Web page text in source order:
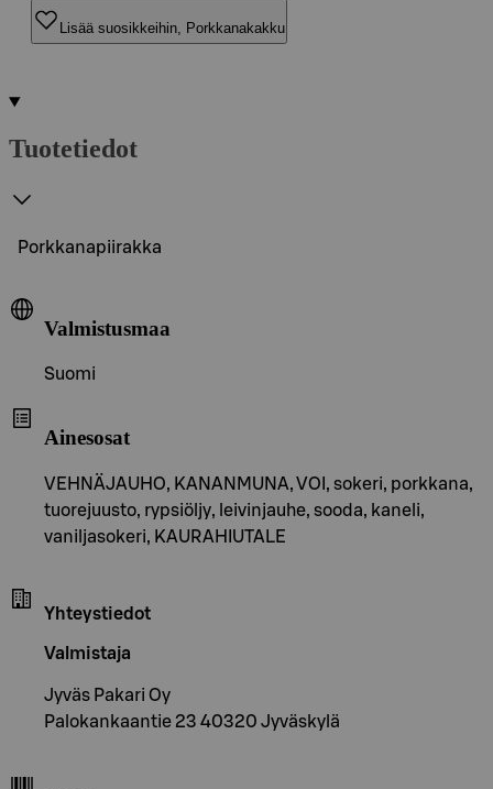
Lisää suosikkeihin, Porkkanakakku
Tuotetiedot
Porkkanapiirakka
Valmistusmaa
Suomi
Ainesosat
VEHNÄJAUHO, KANANMUNA, VOI, sokeri, porkkana,
tuorejuusto, rypsiöljy, leivinjauhe, sooda, kaneli,
vaniljasokeri, KAURAHIUTALE
Yhteystiedot
Valmistaja
Jyväs Pakari Oy
Palokankaantie 23 40320 Jyväskylä